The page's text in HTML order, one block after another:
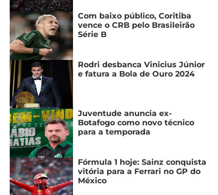
Com baixo público, Coritiba
vence o CRB pelo Brasileirão
Série B
Rodri desbanca Vinicius Júnior
e fatura a Bola de Ouro 2024
Juventude anuncia ex-
Botafogo como novo técnico
para a temporada
Fórmula 1 hoje: Sainz conquista
vitória para a Ferrari no GP do
México